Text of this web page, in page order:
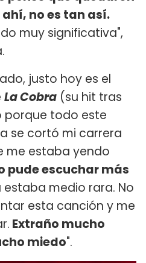
no es tan así.
muy significativa",
justo hoy es el
La Cobra (su hit tras
porque todo este
se cortó mi carrera
me estaba yendo
pude escuchar más
estaba medio rara. No
esta canción y me
Extraño mucho
miedo".